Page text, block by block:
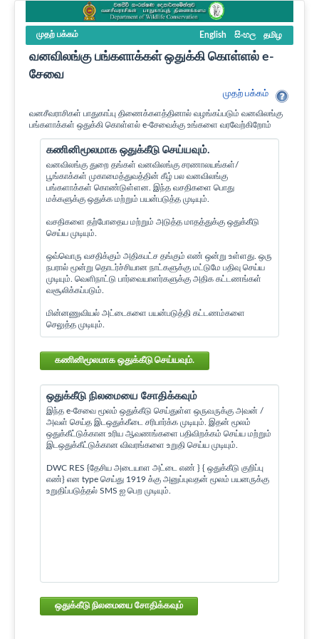
முதற் பக்கம் English සිංහල தமிழ
வனவிலங்கு பங்களாக்கள் ஒதுக்கி கொள்ளல் e-
சேவை
முதற் பக்கம்
வனசீவராசிகள் பாதுகாப்பு திணைக்களத்தினால் வழங்கப்படும் வனவிலங்கு
பங்களாக்கள் ஒதுக்கி கொள்ளல் e-சேவைக்கு உங்களை வரவேற்கிறோம்
கணினிமூலமாக ஒதுக்கீடு செய்யவும்.
வனவிலங்கு துறை தங்கள் வனவிலங்கு சரணாலயங்கள்/
பூங்காக்கள் முகாமைத்துவத்தின் கீழ் பல வனவிலங்கு
பங்களாக்கள் கொண்டுள்ளன. இந்த வசதிகளை பொது
மக்களுக்கு ஒதுக்க மற்றும் பயன்படுத்த முடியும்.
வசதிகளை தற்போதைய மற்றும் அடுத்த மாதத்துக்கு ஒதுக்கீடு
செய்ய முடியும்.
ஒவ்வொரு வசதிக்கும் அதிகபட்ச தங்கும் எண் ஒன்று உள்ளது. ஒரு
நபரால் மூன்று தொடர்ச்சியான நாட்களுக்கு மட்டுமே பதிவு செய்ய
முடியும். வெளிநாட்டு பார்வையாளர்களுக்கு அதிக கட்டணங்கள்
வசூலிக்கப்படும்.
மின்னணுவியல் அட்டைகளை பயன்படுத்தி கட்டணம்களை
செலுத்த முடியும்.
கணினிமூலமாக ஒதுக்கீடு செய்யவும்.
ஒதுக்கீடு நிலமையை சோதிக்கவும்
இந்த e-சேவை மூலம் ஒதுக்கீடு செய்துள்ள ஒருவருக்கு அவன் /
அவள் செய்த இடஒதுக்கீடை சரிபார்க்க முடியும். இதன் மூலம்
ஒதுக்கீட்டுக்கான உரிய ஆவணங்களை பதிவிறக்கம் செய்ய மற்றும்
இடஒதுக்கீட்டுக்கான விவரங்களை உறுதி செய்ய முடியும்.
DWC RES {தேசிய அடையாள அட்டை எண் } { ஒதுக்கீடு குறிப்பு
எண்} என type செய்து 1919 க்கு அனுப்புவதன் மூலம் பயனருக்கு
உறுதிப்படுத்தல் SMS ஐ பெற முடியும்.
ஒதுக்கீடு நிலமையை சோதிக்கவும்